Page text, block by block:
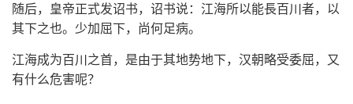
随后，皇帝正式发诏书，诏书说：江海所以能長百川者，以
其下之也。少加屈下，尚何足病。
江海成为百川之首，是由于其地势地下，汉朝略受委屈，又
有什么危害呢？